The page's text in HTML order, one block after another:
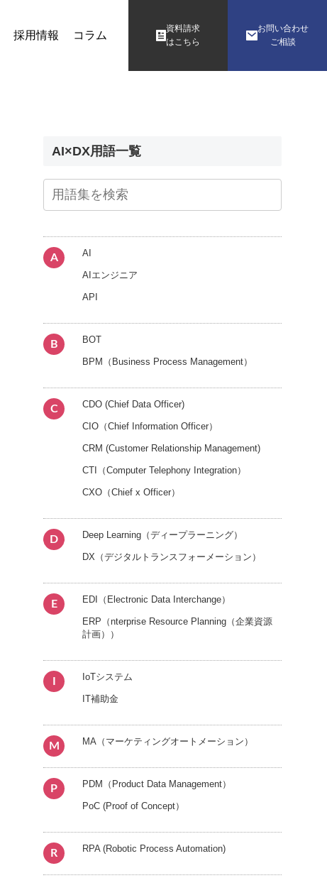
採用情報 コラム
資料請求
はこちら
お問い合わせ
ご相談
AI×DX用語一覧
A AI
AIエンジニア
API
B BOT
BPM（Business Process Management）
C CDO (Chief Data Officer)
CIO（Chief Information Officer）
CRM (Customer Relationship Management)
CTI（Computer Telephony Integration）
CXO（Chief x Officer）
D Deep Learning（ディープラーニング）
DX（デジタルトランスフォーメーション）
E EDI（Electronic Data Interchange）
ERP（nterprise Resource Planning（企業資源
計画））
IoTシステム
IT補助金
M MA（マーケティングオートメーション）
P PDM（Product Data Management）
PoC (Proof of Concept）
R RPA (Robotic Process Automation)